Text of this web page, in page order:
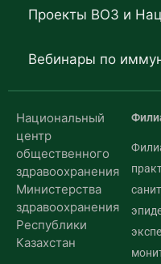
Проекты ВОЗ и
Вебинары по
Национальный
центр
общественного
здравоохранения
Министерства
здравоохранения
Республики
Казахстан